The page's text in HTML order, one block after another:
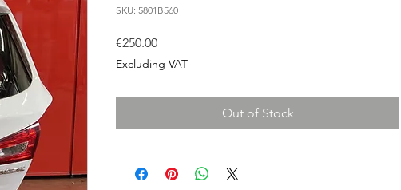
SKU: 5801B560
€250.00Price
Excluding VAT
Out of Stock